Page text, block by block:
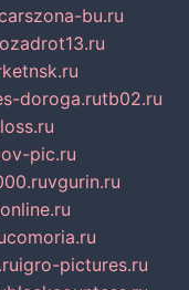
bu.ru
doroga.rutb02.ru
pic.ru
vgurin.ru
igro-pictures.ru